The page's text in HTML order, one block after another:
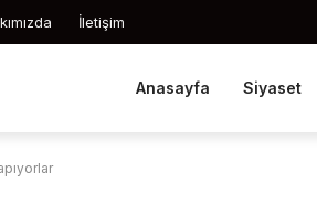
İletişim
Anasayfa Siyaset